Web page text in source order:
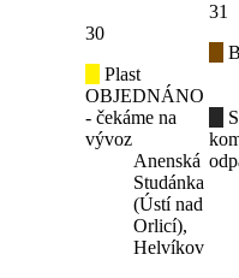
30
Plast
OBJEDNÁNO
- čekáme na
vývoz
Anenská
Studánka
(Ústí nad
Orlicí),
Helvíkov
31